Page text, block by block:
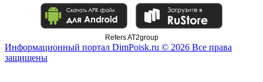
Refers AT2group
Информационный портал DimPoisk.ru © 2026 Все права
защищены